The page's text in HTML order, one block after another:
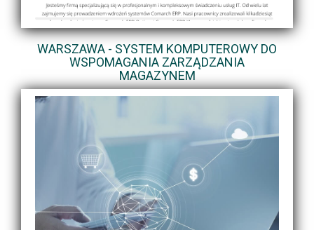
WARSZAWA - SYSTEM KOMPUTEROWY DO
WSPOMAGANIA ZARZĄDZANIA
MAGAZYNEM